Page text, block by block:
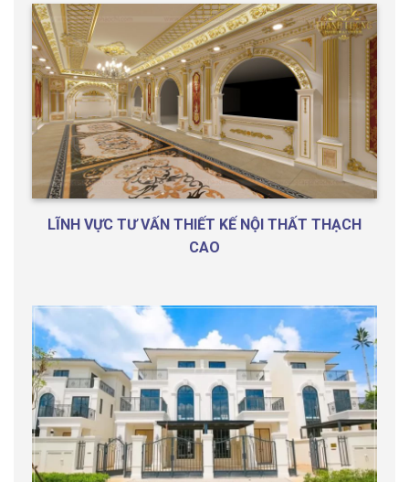
LĨNH VỰC TƯ VẤN THIẾT KẾ NỘI THẤT THẠCH
CAO